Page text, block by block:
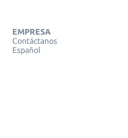
EMPRESA
Contáctanos
Español